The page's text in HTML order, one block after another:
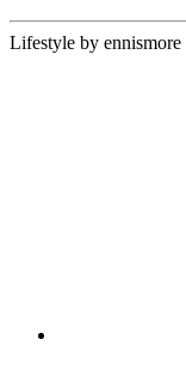
Lifestyle by ennismore